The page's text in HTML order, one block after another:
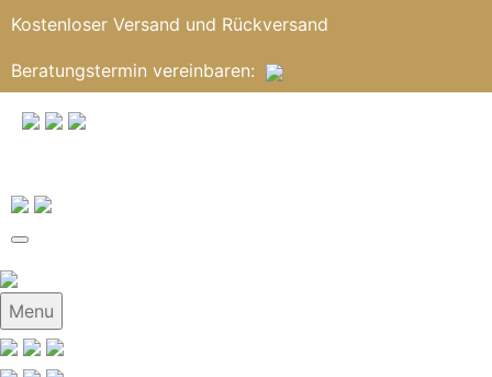
Kostenloser Versand und Rückversand
Beratungstermin vereinbaren:
Menu